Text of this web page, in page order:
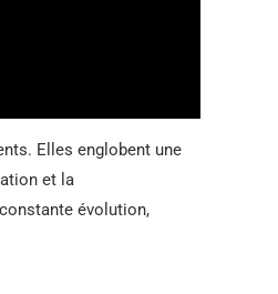
Elles englobent une
et la
évolution,